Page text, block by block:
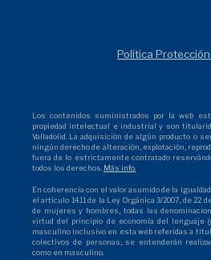
Política
Los contenidos suministrados por la web
propiedad intelectual e industrial y son
Valladolid. La adquisición de algún producto o
ningún derecho de alteración, explotación,
fuera de lo estrictamente contratado
todos los derechos. Más info.
En coherencia con el valor asumido de la
el artículo 14.11 de la Ley Orgánica 3/2007, de 22
de mujeres y hombres, todas las
virtud del principio de economía del lenguaje
masculino inclusivo en esta web referidas a
colectivos de personas, se entenderán
como en masculino.